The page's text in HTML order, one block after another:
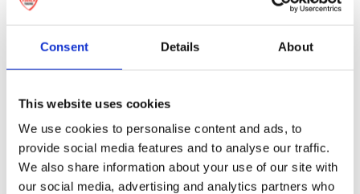
Consent Details About
This website uses cookies
We use cookies to personalise content and ads, to
provide social media features and to analyse our traffic.
We also share information about your use of our site with
our social media, advertising and analytics partners who
4. De ondernemer kan zich – binnen wettelijke
kaders – op de hoogte stellen of de consument
belang zijn voor een verantwoord aangaan van
de overeenkomst op afstand. Indien de
ondernemer op grond van dit onderzoek goede
gronden heeft om de overeenkomst niet aan te